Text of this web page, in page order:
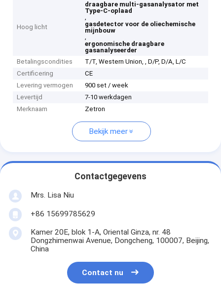
Hoog licht
draagbare multi-gasanalysator met
Type-C-oplaad
,
gasdetector voor de oliechemische
mijnbouw
,
ergonomische draagbare
gasanalyseerder
Betalingscondities
T/T, Western Union, , D/P, D/A, L/C
Certificering
CE
Levering vermogen
900 set / week
Levertijd
7-10 werkdagen
Merknaam
Zetron
Bekijk meer
Contactgegevens
Mrs. Lisa Niu
+86 15699785629
Kamer 20E, blok 1-A, Oriental Ginza, nr. 48
Dongzhimenwai Avenue, Dongcheng, 100007, Beijing,
China
Contact nu